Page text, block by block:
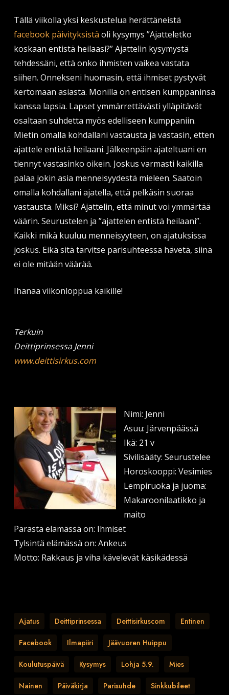
Tällä viikolla yksi keskustelua herättäneistä
facebook päivityksistä oli kysymys ”Ajatteletko
koskaan entistä heilaasi?” Ajattelin kysymystä
tehdessäni, että onko ihmisten vaikea vastata
siihen. Onnekseni huomasin, että ihmiset pystyvät
kertomaan asiasta. Monilla on entisen kumppaninsa
kanssa lapsia. Lapset ymmärrettävästi ylläpitävät
osaltaan suhdetta myös edelliseen kumppaniin.
Mietin omalla kohdallani vastausta ja vastasin, etten
ajattele entistä heilaani. Jälkeenpäin ajateltuani en
tiennyt vastasinko oikein. Joskus varmasti kaikilla
palaa jokin asia menneisyydestä mieleen. Saatoin
omalla kohdallani ajatella, että pelkäsin suoraa
vastausta. Miksi? Ajattelin, että minut voi ymmärtää
väärin. Seurustelen ja ”ajattelen entistä heilaani”.
Kaikki mikä kuuluu menneisyyteen, on ajatuksissa
joskus. Eikä sitä tarvitse parisuhteessa hävetä, siinä
ei ole mitään väärää.
Ihanaa viikonloppua kaikille!
Terkuin
Deittiprinsessa Jenni
www.deittisirkus.com
Nimi: Jenni
Asuu: Järvenpäässä
Ikä: 21 v
Sivilisääty: Seurustelee
Horoskooppi: Vesimies
Lempiruoka ja juoma:
Makaroonilaatikko ja
maito
Parasta elämässä on: Ihmiset
Tylsintä elämässä on: Ankeus
Motto: Rakkaus ja viha kävelevät käsikädessä
Ajatus Deittiprinsessa Deittisirkuscom Entinen
Facebook Ilmapiiri Jäävuoren Huippu
Koulutuspäivä Kysymys Lohja 5.9. Mies
Nainen Päiväkirja Parisuhde Sinkkubileet